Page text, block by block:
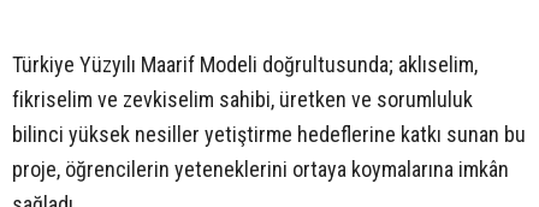
Türkiye Yüzyılı Maarif Modeli doğrultusunda; aklıselim,
fikriselim ve zevkiselim sahibi, üretken ve sorumluluk
bilinci yüksek nesiller yetiştirme hedeflerine katkı sunan bu
proje, öğrencilerin yeteneklerini ortaya koymalarına imkân